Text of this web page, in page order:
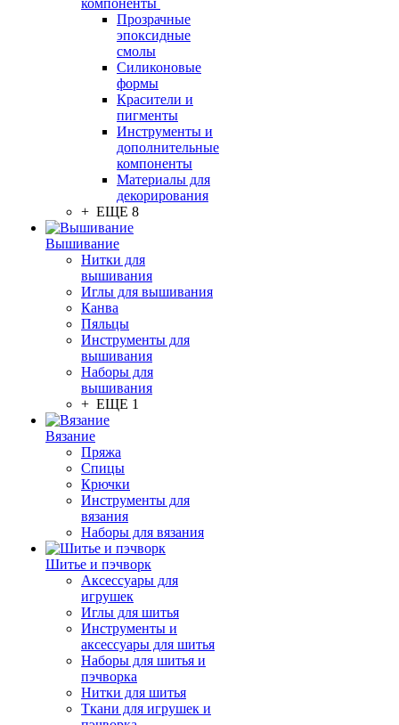
компоненты
Прозрачные
эпоксидные
смолы
Силиконовые
формы
Красители и
пигменты
Инструменты и
дополнительные
компоненты
Материалы для
декорирования
+ ЕЩЕ 8
Вышивание
Нитки для
вышивания
Иглы для вышивания
Канва
Пяльцы
Инструменты для
вышивания
Наборы для
вышивания
+ ЕЩЕ 1
Вязание
Пряжа
Спицы
Крючки
Инструменты для
вязания
Наборы для вязания
Шитье и пэчворк
Аксессуары для
игрушек
Иглы для шитья
Инструменты и
аксессуары для шитья
Наборы для шитья и
пэчворка
Нитки для шитья
Ткани для игрушек и